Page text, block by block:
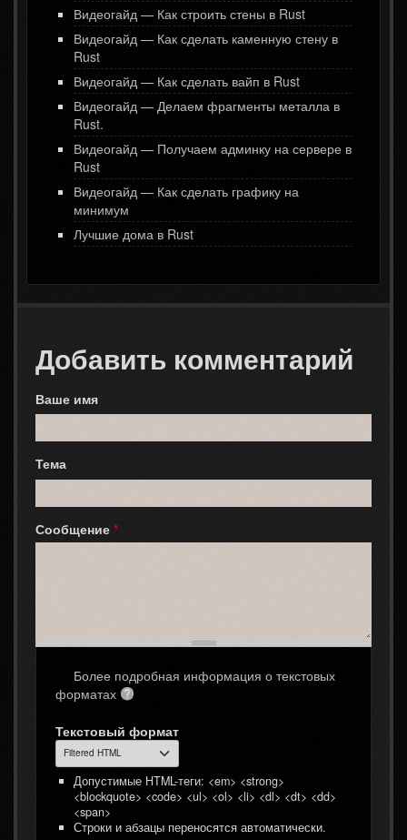
Видеогайд — Как строить стены в Rust
Видеогайд — Как сделать каменную стену в
Rust
Видеогайд — Как сделать вайп в Rust
Видеогайд — Делаем фрагменты металла в
Rust.
Видеогайд — Получаем админку на сервере в
Rust
Видеогайд — Как сделать графику на
минимум
Лучшие дома в Rust
Добавить комментарий
Ваше имя
Тема
Сообщение *
Более подробная информация о текстовых
форматах
Текстовый формат
Допустимые HTML-теги: <em> <strong>
<blockquote> <code> <ul> <ol> <li> <dl> <dt> <dd>
<span>
Строки и абзацы переносятся автоматически.